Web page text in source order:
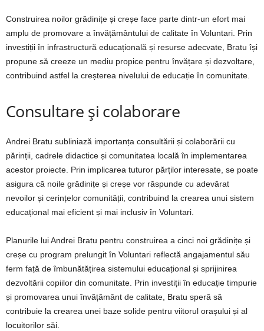
Construirea noilor grădinițe și creșe face parte dintr-un efort mai
amplu de promovare a învățământului de calitate în Voluntari. Prin
investiții în infrastructură educațională și resurse adecvate, Bratu își
propune să creeze un mediu propice pentru învățare și dezvoltare,
contribuind astfel la creșterea nivelului de educație în comunitate.
Consultare și colaborare
Andrei Bratu subliniază importanța consultării și colaborării cu
părinții, cadrele didactice și comunitatea locală în implementarea
acestor proiecte. Prin implicarea tuturor părților interesate, se poate
asigura că noile grădinițe și creșe vor răspunde cu adevărat
nevoilor și cerințelor comunității, contribuind la crearea unui sistem
educațional mai eficient și mai inclusiv în Voluntari.
Planurile lui Andrei Bratu pentru construirea a cinci noi grădinițe și
creșe cu program prelungit în Voluntari reflectă angajamentul său
ferm față de îmbunătățirea sistemului educațional și sprijinirea
dezvoltării copiilor din comunitate. Prin investiții în educație timpurie
și promovarea unui învățământ de calitate, Bratu speră să
contribuie la crearea unei baze solide pentru viitorul orașului și al
locuitorilor săi.